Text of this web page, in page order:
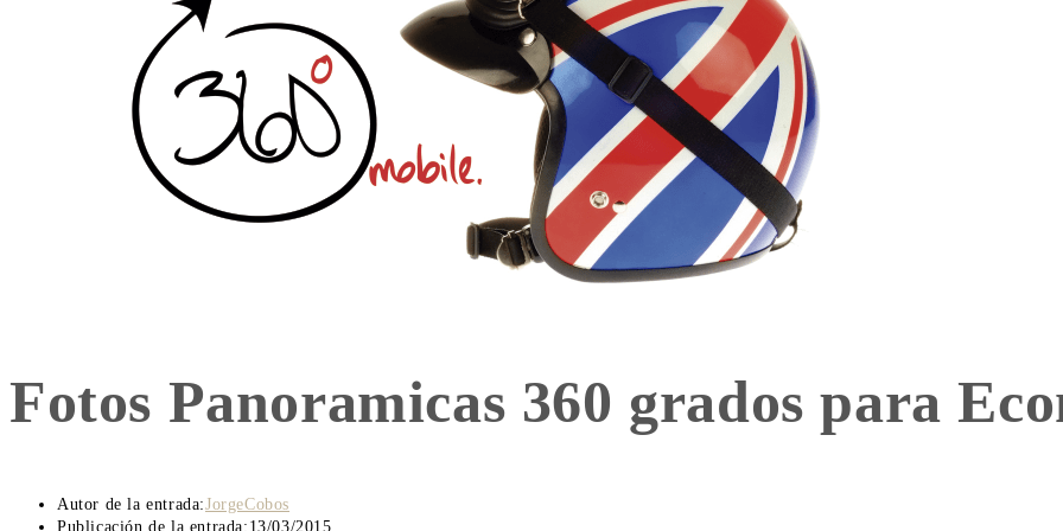
Fotos Panoramicas 360 grados para
Autor de la entrada:JorgeCobos
Publicación de la entrada: 13/03/2015